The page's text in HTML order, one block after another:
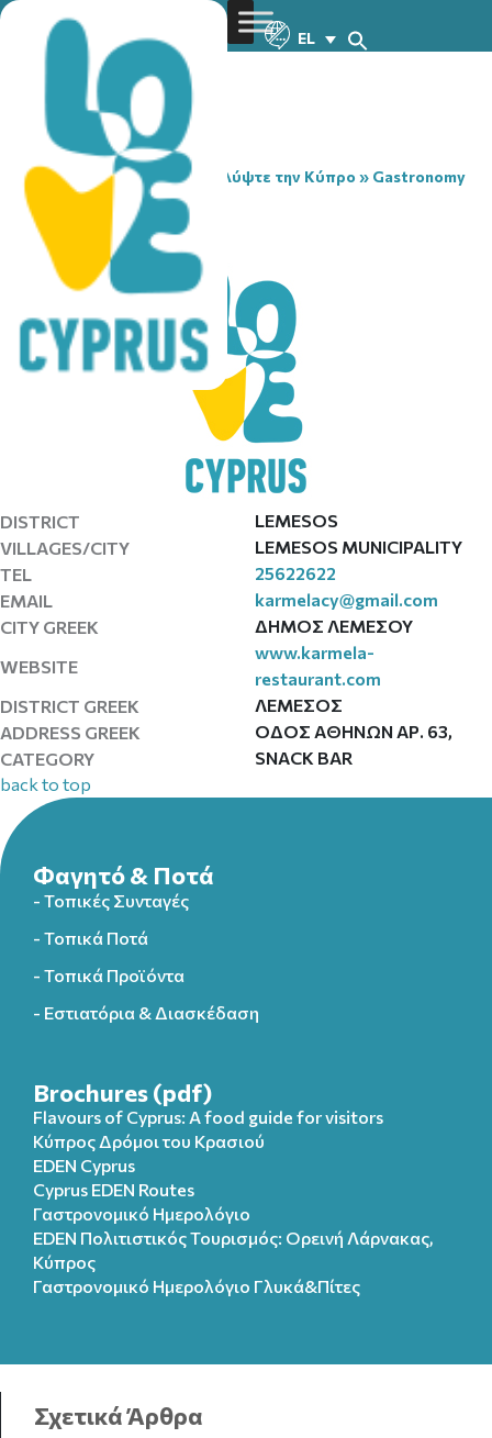
EL
You are here:Home» Ανακαλύψτε την Κύπρο » Gastronomy
» KARMELA
KARMELA
DISTRICT
LEMESOS
VILLAGES/CITY
LEMESOS MUNICIPALITY
TEL
25622622
EMAIL
karmelacy@gmail.com
CITY GREEK
ΔΗΜΟΣ ΛΕΜΕΣΟΥ
WEBSITE
www.karmela-
restaurant.com
DISTRICT GREEK
ΛΕΜΕΣΟΣ
ADDRESS GREEK
ΟΔΟΣ ΑΘΗΝΩΝ ΑΡ. 63,
CATEGORY
SNACK BAR
back to top
Φαγητό & Ποτά
- Τοπικές Συνταγές
- Τοπικά Ποτά
- Τοπικά Προϊόντα
- Εστιατόρια & Διασκέδαση
Brochures (pdf)
Flavours of Cyprus: A food guide for visitors
Κύπρος Δρόμοι του Κρασιού
EDEN Cyprus
Cyprus EDEN Routes
Γαστρονομικό Ημερολόγιο
EDEN Πολιτιστικός Τουρισμός: Ορεινή Λάρνακας,
Κύπρος
Γαστρονομικό Ημερολόγιo Γλυκά&Πίτες
Σχετικά Άρθρα